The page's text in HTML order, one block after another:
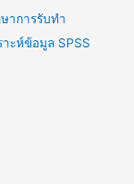
าการรับทำ
ะห์ข้อมูล SPSS